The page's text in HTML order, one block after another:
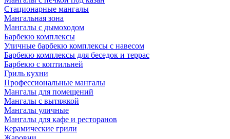
Стационарные мангалы
Мангальная зона
Мангалы с дымоходом
Барбекю комплексы
Уличные барбекю комплексы с навесом
Барбекю комплексы для беседок и террас
Барбекю с коптильней
Гриль кухни
Профессиональные мангалы
Мангалы для помещений
Мангалы с вытяжкой
Мангалы уличные
Мангалы для кафе и ресторанов
Керамические грили